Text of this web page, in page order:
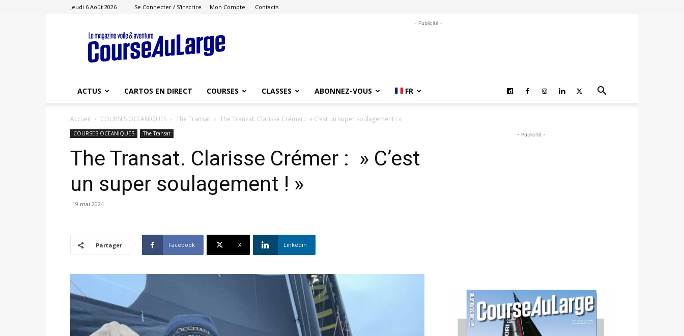
Jeudi 6 Août 2026 Se Connecter / S'inscrire Mon Compte Contacts
Course
au
Large
- Publicité -
ACTUS CARTOS EN DIRECT COURSES CLASSES ABONNEZ-VOUS FR
Accueil COURSES OCEANIQUES The Transat The Transat. Clarisse Crémer : » C’est un super soulagement ! »
COURSES OCEANIQUES The Transat
The Transat. Clarisse Crémer : » C’est
un super soulagement ! »
19 mai 2024
Partager Facebook X Linkedin
- Publicité -